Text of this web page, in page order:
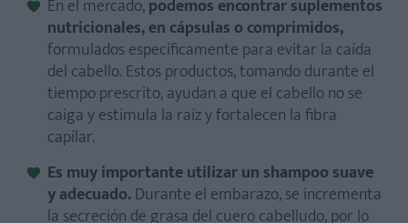
En el mercado,podemos encontrar suplementos
nutricionales, en cápsulas o comprimidos,
formulados específicamente para evitar la caída
del cabello. Estos productos, tomando durante el
tiempo prescrito, ayudan a que el cabello no se
caiga y estimula la raíz y fortalecen la fibra
capilar.
Es muy importante utilizar un shampoo suave
y adecuado.Durante el embarazo, se incrementa
la secreción de grasa del cuero cabelludo, por lo